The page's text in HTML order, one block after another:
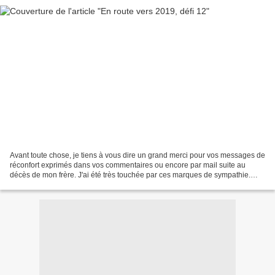
Avant toute chose, je tiens à vous dire un grand merci pour vos messages de
réconfort exprimés dans vos commentaires ou encore par mail suite au
décès de mon frère. J'ai été très touchée par ces marques de sympathie.